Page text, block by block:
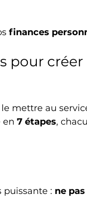
finances
pour
mettre au
en 7 étapes,
: ne